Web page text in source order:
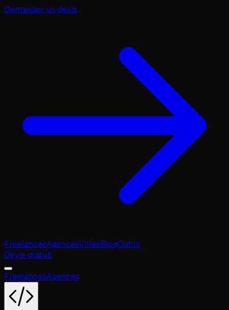
Demander un devis
FreelancesAgencesVillesBlogOutils
Devis gratuit
FreelancesAgences